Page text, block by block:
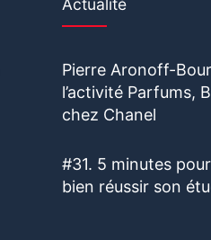
Pierre Aronoff-
l’activité Parfums,
chez Chanel
#31. 5 minutes
bien réussir son